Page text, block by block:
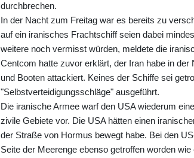
durchbrechen.
In der Nacht zum Freitag war es bereits zu
auf ein iranisches Frachtschiff seien dabei
weitere noch vermisst würden, meldete die
Centcom hatte zuvor erklärt, der Iran habe in
und Booten attackiert. Keines der Schiffe sei
"Selbstverteidigungsschläge" ausgeführt.
Die iranische Armee warf den USA wiederum
zivile Gebiete vor. Die USA hätten einen
der Straße von Hormus bewegt habe. Bei den
Seite der Meerenge ebenso getroffen worden